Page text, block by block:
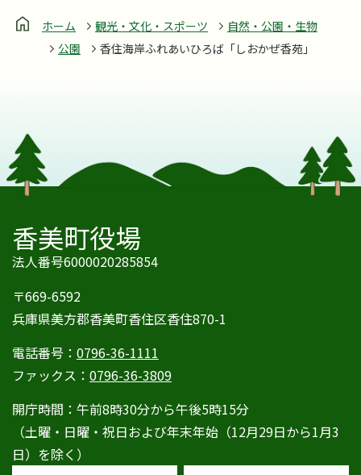
ホーム 観光・文化・スポーツ
自然・公園・生物
公園
香住海岸ふれあいひろば「しおかぜ香苑」
香美町役場
法人番号6000020285854
〒669-6592
兵庫県美方郡香美町香住区香住870-1
電話番号： 0796-36-1111
ファックス： 0796-36-3809
開庁時間：午前8時30分から午後5時15分
（土曜・日曜・祝日および年末年始（12月29日から1月3
日）を除く）